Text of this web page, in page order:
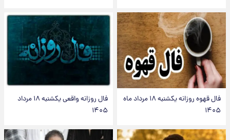
فال قهوه روزانه یکشنبه ۱۸ مرداد ماه
۱۴۰۵
فال روزانه واقعی یکشنبه ۱۸ مرداد
۱۴۰۵